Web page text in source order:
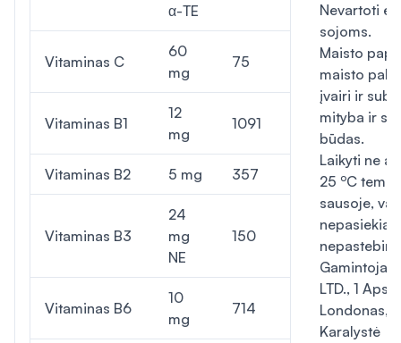
α-TE
Vitaminas C
60
mg
75
Vitaminas B1
12
mg
1091
Vitaminas B2 5 mg 357
Vitaminas B3
24
mg
NE
150
Vitaminas B6
10
mg
714
Nevartoti
sojoms.
Maisto
maisto
įvairi ir
mityba ir
būdas.
Laikyti ne
25 oC
sausoje,
Gamintojas.
LTD., 1
Londonas,
Karalystė